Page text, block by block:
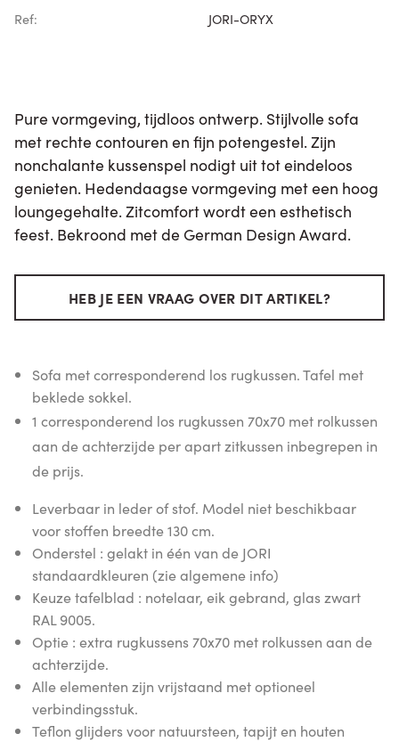
Ref: JORI-ORYX
Pure vormgeving, tijdloos ontwerp. Stijlvolle sofa
met rechte contouren en fijn potengestel. Zijn
nonchalante kussenspel nodigt uit tot eindeloos
genieten. Hedendaagse vormgeving met een hoog
loungegehalte. Zitcomfort wordt een esthetisch
feest. Bekroond met de German Design Award.
HEB JE EEN VRAAG OVER DIT ARTIKEL?
Sofa met corresponderend los rugkussen. Tafel met
beklede sokkel.
1 corresponderend los rugkussen 70x70 met rolkussen
aan de achterzijde per apart zitkussen inbegrepen in
de prijs.
Leverbaar in leder of stof. Model niet beschikbaar
voor stoffen breedte 130 cm.
Onderstel : gelakt in één van de JORI
standaardkleuren (zie algemene info)
Keuze tafelblad : notelaar, eik gebrand, glas zwart
RAL 9005.
Optie : extra rugkussens 70x70 met rolkussen aan de
achterzijde.
Alle elementen zijn vrijstaand met optioneel
verbindingsstuk.
Teflon glijders voor natuursteen, tapijt en houten